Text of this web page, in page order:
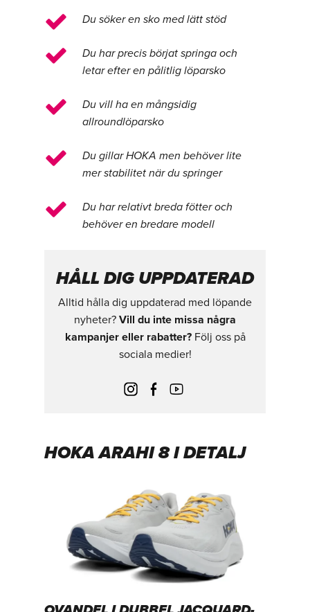
Du söker en sko med lätt stöd
Du har precis börjat springa och
letar efter en pålitlig löparsko
Du vill ha en mångsidig
allroundlöparsko
Du gillar HOKA men behöver lite
mer stabilitet när du springer
Du har relativt breda fötter och
behöver en bredare modell
HÅLL DIG UPPDATERAD
Alltid hålla dig uppdaterad med löpande
nyheter? Vill du inte missa några
kampanjer eller rabatter?Följ oss på
sociala medier!
HOKA ARAHI 8 I DETALJ